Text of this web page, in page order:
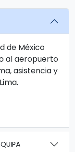
de México
al aeropuerto
asistencia y